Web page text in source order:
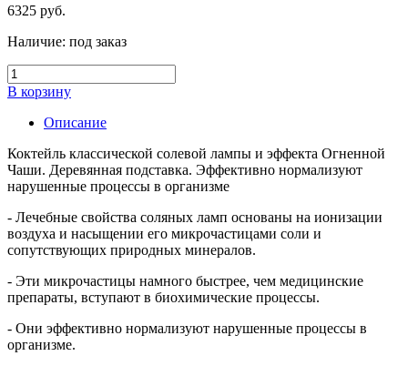
6325 руб.
Наличие: под заказ
В корзину
Описание
Коктейль классической солевой лампы и эффекта Огненной
Чаши. Деревянная подставка. Эффективно нормализуют
нарушенные процессы в организме
- Лечебные свойства соляных ламп основаны на ионизации
воздуха и насыщении его микрочастицами соли и
сопутствующих природных минералов.
- Эти микрочастицы намного быстрее, чем медицинские
препараты, вступают в биохимические процессы.
- Они эффективно нормализуют нарушенные процессы в
организме.